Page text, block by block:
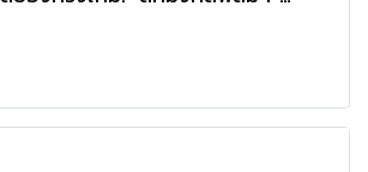
ร์" เดลิเวอรีความสนุกโดย 'มาริโอ้
โรชา' เร็ว ๆ นี้ ในโรงภาพยนตร์